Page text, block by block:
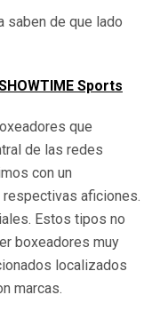
saben de que lado
Sports
que
de las redes
con un
aficiones.
Estos tipos no
boxeadores muy
localizados
marcas.